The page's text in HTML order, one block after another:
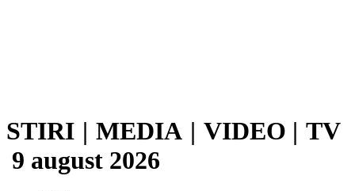
STIRI | MEDIA | VIDEO | TV
9 august 2026